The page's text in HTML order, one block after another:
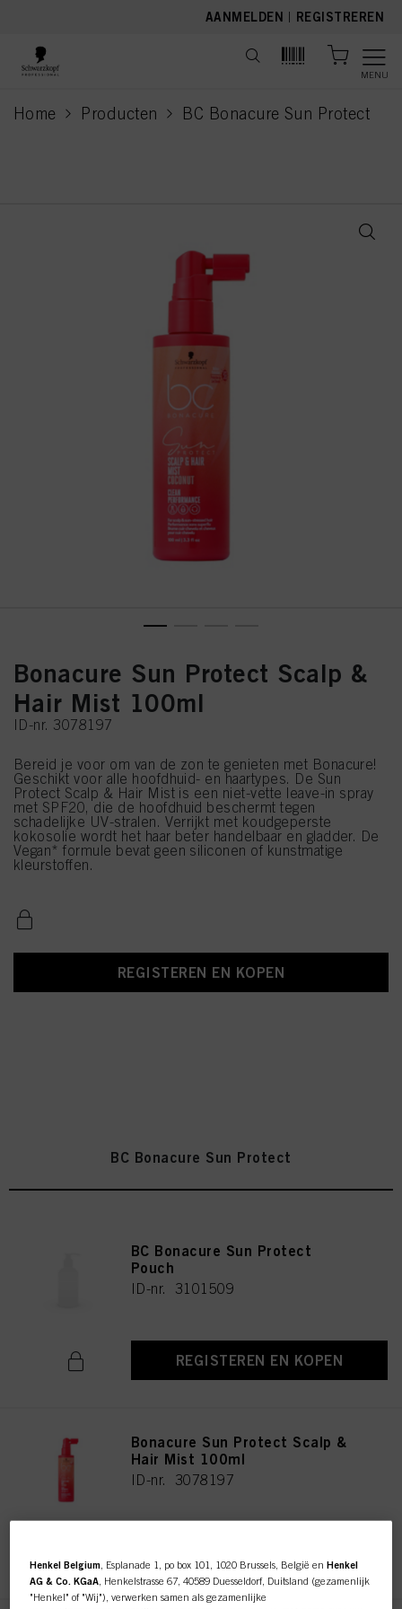
AANMELDEN | REGISTREREN
MENU
Home Producten BC Bonacure Sun Protect
current page
Bonacure Sun Protect Scalp &
Hair Mist 100ml
ID-nr. 3078197
Bereid je voor om van de zon te genieten met Bonacure!
Geschikt voor alle hoofdhuid- en haartypes. De Sun
Protect Scalp & Hair Mist is een niet-vette leave-in spray
met SPF20, die de hoofdhuid beschermt tegen
schadelijke UV-stralen. Verrijkt met koudgeperste
kokosolie wordt het haar beter handelbaar en gladder. De
Vegan* formule bevat geen siliconen of kunstmatige
kleurstoffen.
REGISTEREN EN KOPEN
BC Bonacure Sun Protect
BC Bonacure Sun Protect
Pouch
ID-nr. 3101509
REGISTEREN EN KOPEN
Bonacure Sun Protect Scalp &
Hair Mist 100ml
ID-nr. 3078197
Henkel Belgium , Esplanade 1, po box 101, 1020 Brussels, België enHenkel
AG & Co. KGaA , Henkelstrasse 67, 40589 Duesseldorf, Duitsland (gezamenlijk
"Henkel" of "Wij"), verwerken samen als gezamenlijke